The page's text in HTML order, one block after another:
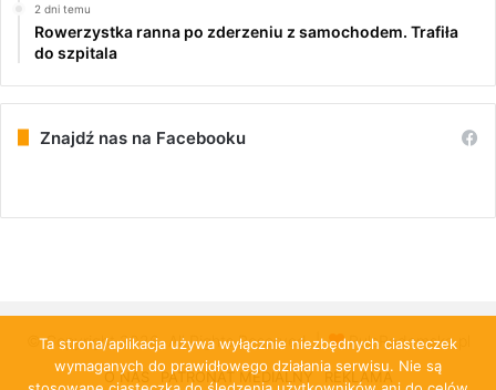
2 dni temu
Rowerzystka ranna po zderzeniu z samochodem. Trafiła
do szpitala
Znajdź nas na Facebooku
© Copyright 2026, All Rights Reserved | PulsRadomska.pl
O NAS PATRONAT MEDIALNY REKLAMA
Ta strona/aplikacja używa wyłącznie niezbędnych ciasteczek
wymaganych do prawidłowego działania serwisu. Nie są